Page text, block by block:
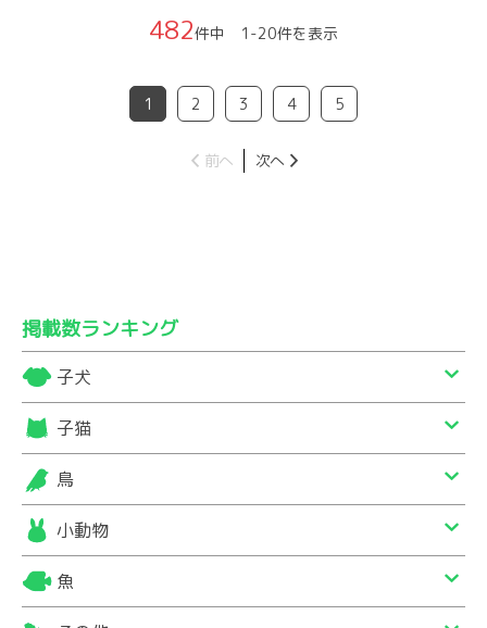
482件中 1-20件を表示
1 2 3 4 5
前へ 次へ
掲載数ランキング
子犬
子猫
鳥
小動物
魚